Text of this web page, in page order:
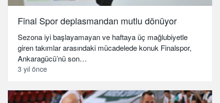
Final Spor deplasmandan mutlu dönüyor
Sezona iyi başlayamayan ve haftaya üç mağlubiyetle
giren takımlar arasındaki mücadelede konuk Finalspor,
Ankaragücü’nü son…
3 yıl önce